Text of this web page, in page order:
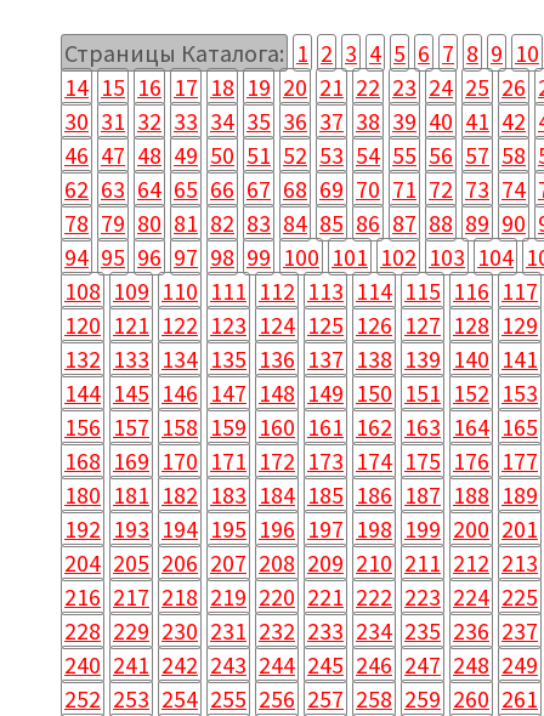
Страницы Каталога: 1 2 3 4 5 6 7 8 9 10
14 15 16 17 18 19 20 21 22 23 24 25 26
30 31 32 33 34 35 36 37 38 39 40 41 42
46 47 48 49 50 51 52 53 54 55 56 57 58
62 63 64 65 66 67 68 69 70 71 72 73 74
78 79 80 81 82 83 84 85 86 87 88 89 90
94 95 96 97 98 99 100 101 102 103 104
108 109 110 111 112 113 114 115 116 117
120 121 122 123 124 125 126 127 128 129
132 133 134 135 136 137 138 139 140 141
144 145 146 147 148 149 150 151 152 153
156 157 158 159 160 161 162 163 164 165
168 169 170 171 172 173 174 175 176 177
180 181 182 183 184 185 186 187 188 189
192 193 194 195 196 197 198 199 200 201
204 205 206 207 208 209 210 211 212 213
216 217 218 219 220 221 222 223 224 225
228 229 230 231 232 233 234 235 236 237
240 241 242 243 244 245 246 247 248 249
252 253 254 255 256 257 258 259 260 261